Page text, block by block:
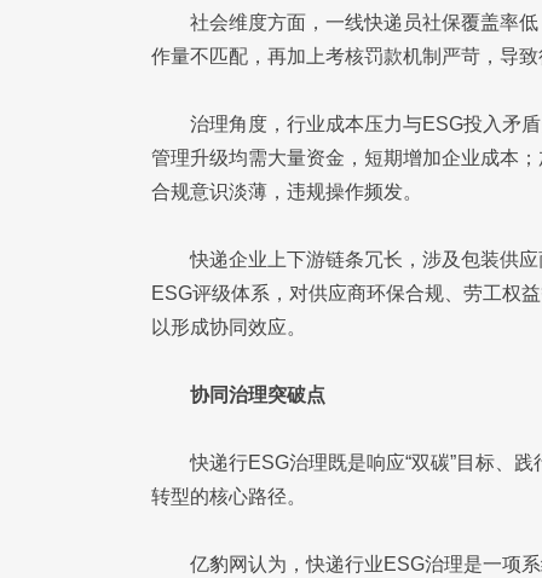
社会维度方面，一线快递员社保覆盖率
作量不匹配，再加上考核罚款机制严苛，导
治理角度，行业成本压力与ESG投入矛
管理升级均需大量资金，短期增加企业成本
合规意识淡薄，违规操作频发。
快递企业上下游链条冗长，涉及包装供
ESG评级体系，对供应商环保合规、劳工权
以形成协同效应。
协同治理突破点
快递行ESG治理既是响应“双碳”目标、
转型的核心路径。
亿豹网认为，快递行业ESG治理是一项